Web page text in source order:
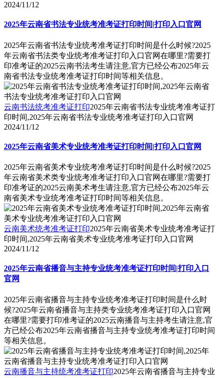
2024/11/12
2025年云南省书法专业统考准考证打印时间|打印入口官网
2025年云南省书法专业统考准考证打印时间是什么时候?2025
年云南省书法类专业统考准考证打印入口官网在哪里?需要打
印准考证的2025云南书法考生请注意,官方已经公布2025年云
南省书法专业统考准考证打印时间等相关信息。
云南书法统考准考证打印2025年云南省书法专业统考准考证打
印时间,2025年云南省书法专业统考准考证打印入口官网
2024/11/12
2025年云南省美术专业统考准考证打印时间|打印入口官网
2025年云南省美术专业统考准考证打印时间是什么时候?2025
年云南省美术类专业统考准考证打印入口官网在哪里?需要打
印准考证的2025云南美术考生请注意,官方已经公布2025年云
南省美术专业统考准考证打印时间等相关信息。
云南美术统考准考证打印2025年云南省美术专业统考准考证打
印时间,2025年云南省美术专业统考准考证打印入口官网
2024/11/12
2025年云南省播音与主持专业统考准考证打印时间|打印入口
官网
2025年云南省播音与主持专业统考准考证打印时间是什么时
候?2025年云南省播音与主持类专业统考准考证打印入口官网
在哪里?需要打印准考证的2025云南播音与主持考生请注意,官
方已经公布2025年云南省播音与主持专业统考准考证打印时间
等相关信息。
云南播音与主持统考准考证打印2025年云南省播音与主持专业